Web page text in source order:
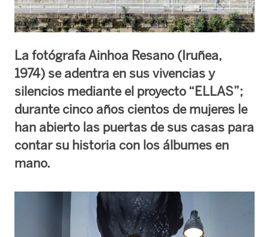
La fotógrafa Ainhoa Resano (Iruñea,
1974) se adentra en sus vivencias y
silencios mediante el proyecto “ELLAS”;
durante cinco años cientos de mujeres le
han abierto las puertas de sus casas para
contar su historia con los álbumes en
mano.